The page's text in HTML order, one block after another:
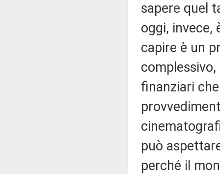
sapere quel
oggi, invece,
capire è un
finanziari
può
perché il